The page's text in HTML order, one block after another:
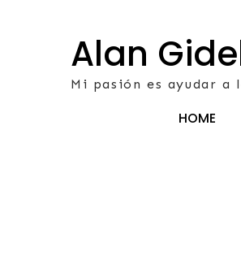
Alan
Mi pasión es ayudar a
HOME